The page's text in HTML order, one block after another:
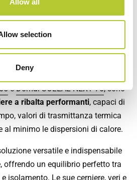
selection
Deny
ribalta con prestazioni elevate e
termico, come la serie
eDomal SOLEAL NEXT 75, sono
a ribalta performanti, capaci di
valori di trasmittanza termica
al minimo le dispersioni di calore.
versatile e indispensabile
offrendo un equilibrio perfetto tra
isolamento. Le sue cerniere, veri e